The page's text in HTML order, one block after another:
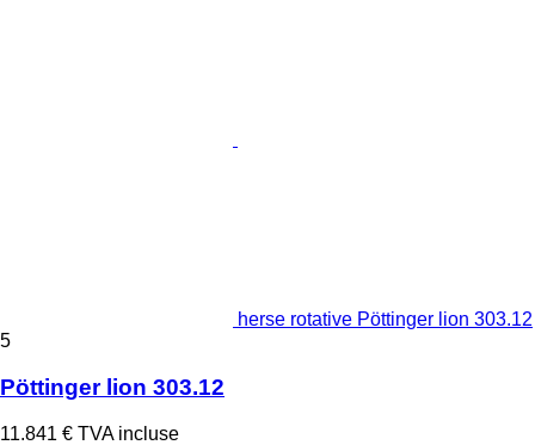
herse rotative Pöttinger lion 303.12
5
Pöttinger lion 303.12
11.841 € TVA incluse